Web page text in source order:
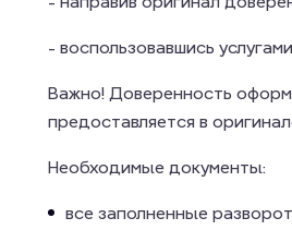
- воспользовавшись
Важно! Доверенность
предоставляется в
Необходимые документы:
все заполненные